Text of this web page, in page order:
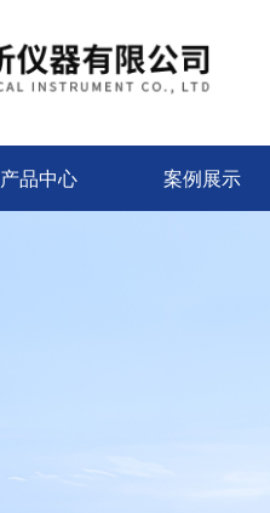
产品中心 案例展示